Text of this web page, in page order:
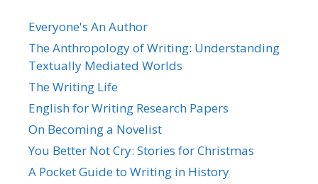
Everyone's An Author
The Anthropology of Writing: Understanding
Textually Mediated Worlds
The Writing Life
English for Writing Research Papers
On Becoming a Novelist
You Better Not Cry: Stories for Christmas
A Pocket Guide to Writing in History